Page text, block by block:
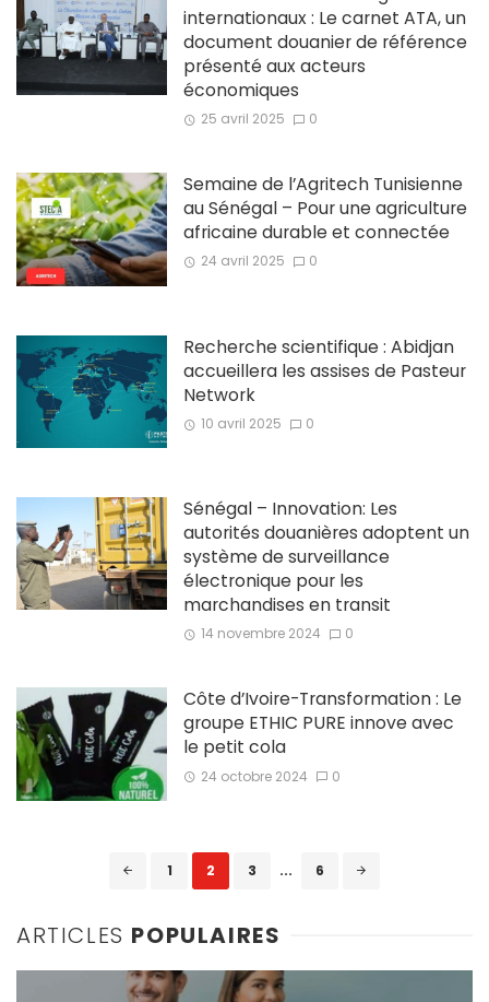
internationaux : Le carnet ATA, un
document douanier de référence
présenté aux acteurs
économiques
25 avril 2025 0
Semaine de l’Agritech Tunisienne
au Sénégal – Pour une agriculture
africaine durable et connectée
24 avril 2025 0
Recherche scientifique : Abidjan
accueillera les assises de Pasteur
Network
10 avril 2025 0
Sénégal – Innovation: Les
autorités douanières adoptent un
système de surveillance
électronique pour les
marchandises en transit
14 novembre 2024 0
Côte d’Ivoire-Transformation : Le
groupe ETHIC PURE innove avec
le petit cola
24 octobre 2024 0
1 2 3 ... 6
ARTICLES POPULAIRES